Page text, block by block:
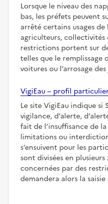
Lorsque le niveau des
bas, les préfets peuvent
arrêté certains usages
agriculteurs, collectivités
restrictions portent sur
telles que le remplissage
voitures ou l’arrosage
VigiEau – profil
Le site VigiEau indique si
vigilance, d’alerte,
fait de l’insuffisance de
limitations ou
s’ensuivent pour les
sont divisées en
concernées par des
demandera alors la saisie